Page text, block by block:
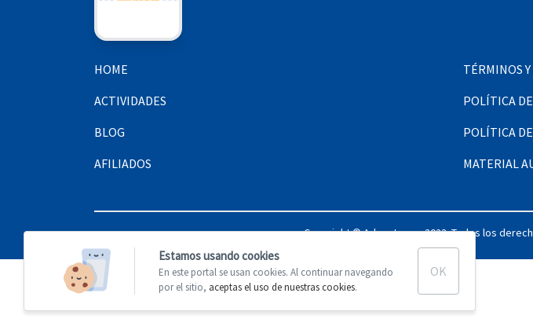
HOME
ACTIVIDADES
BLOG
AFILIADOS
TÉRMINOS
POLÍTICA
POLÍTICA
MATERIAL
Copyright © Adventoure, 2023. Todos los
Estamos usando cookies
En este portal se usan cookies. Al continuar navegando
por el sitio, aceptas el uso de nuestras cookies.
OK